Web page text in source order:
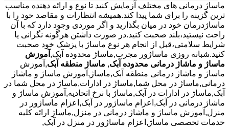
ماساژ درمانی های مختلف آزمایش کنید تا نوع و ارائه دهنده مناسب
ترین گزینه را برای شما پیدا کند.همیشه انتظارات و مقاصد خود را با
ماساژدرمان خود در میان بگذارید و اگر موردی وجود دارد که با آن
راحت نیستید،بلند صحبت کنید.در صورت داشتن هرگونه نگرانی یا
شرایط سلامتی،قبل از انجام هر نوع ماساژ با پزشک خود صحبت
کنید.شبانه روزی ماساژور مجرب,ماساژ محدوده آبک, آموزش
ماساژ و ماشاژ درمانی محدوده آبک, ماساژ منطقه آبک,آموزش
ماساژ و ماشاژ درمانی منطقه آبک,ماساژ,آموزش ماساژ و ماشاژ
درمانی,ماساژ در محل شما,ماساژ در ادارات,ماساژ در محل شما در
آبک,ماساژ در ادارات در آبک,ماساژ با نرخ اتحادیه,آموزش ماساژ و
ماشاژ درمانی در آبک,اعزام ماساژور در آبک,اعزام ماساژور در
منزل,آموزش ماساژ و ماشاژ درمانی در منزل,ماساژ ارائه کلیه
خدمات تخصصی ماساژ,اعزام ماساژور در منزل در آبک,